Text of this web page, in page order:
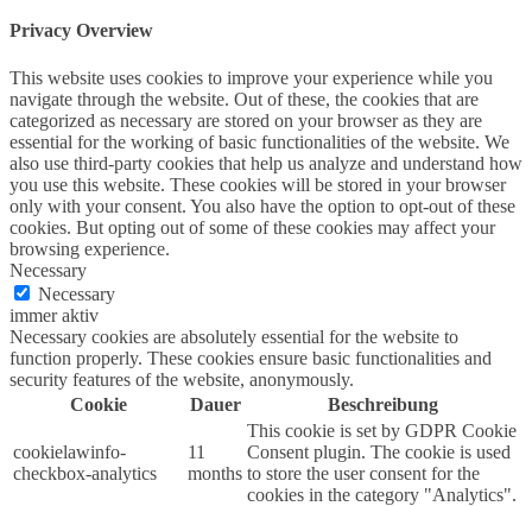
Privacy Overview
This website uses cookies to improve your experience while you
navigate through the website. Out of these, the cookies that are
categorized as necessary are stored on your browser as they are
essential for the working of basic functionalities of the website. We
also use third-party cookies that help us analyze and understand how
you use this website. These cookies will be stored in your browser
only with your consent. You also have the option to opt-out of these
cookies. But opting out of some of these cookies may affect your
browsing experience.
Necessary
Necessary
immer aktiv
Necessary cookies are absolutely essential for the website to
function properly. These cookies ensure basic functionalities and
security features of the website, anonymously.
Cookie
Dauer Beschreibung
cookielawinfo-
checkbox-analytics
11
months
This cookie is set by GDPR Cookie
Consent plugin. The cookie is used
to store the user consent for the
cookies in the category "Analytics".